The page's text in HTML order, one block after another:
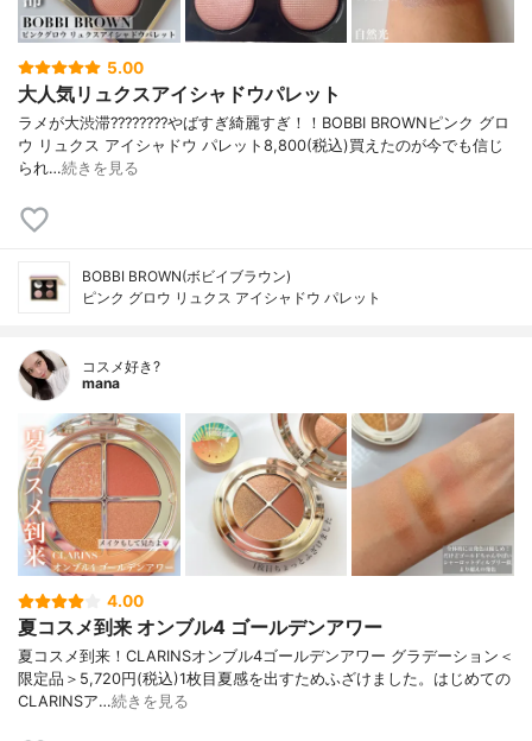
5.00
大人気リュクスアイシャドウパレット
ラメが大渋滞????????やばすぎ綺麗すぎ！！BOBBI BROWNピンク グロ
ウ リュクス アイシャドウ パレット8,800(税込)買えたのが今でも信じ
られ…続きを見る
BOBBI BROWN(ボビイブラウン)
ピンク グロウ リュクス アイシャドウ パレット
コスメ好き?
mana
4.00
夏コスメ到来 オンブル4 ゴールデンアワー
夏コスメ到来！CLARINSオンブル4ゴールデンアワー グラデーション＜
限定品＞5,720円(税込)1枚目夏感を出すためふざけました。はじめての
CLARINSア…続きを見る